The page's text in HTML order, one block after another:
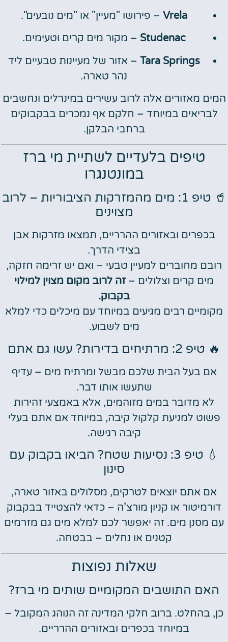
Vrela – פירושו "מעיין" או "מים נובעים".
Studenac – מקור מים קרים וטעימים.
Tara Springs – אזור של מעיינות טבעיים ליד
נהר טארה.
המים מאזורים אלה לרוב עשירים במינרלים ונחשבים
לבריאים במיוחד – חלקם אף נמכרים בבקבוקים
ברחבי הבלקן.
טיפים בלעדיים לשתיית מי ברז
במונטנגרו
🥤 טיפ 1: מים מהמזרקות הציבוריות – לרוב
מצוינים
בכפרים ובאזורים ההרריים, תמצאו מזרקות אבן
בצידי הדרך.
רובם מחוברים למעיין טבעי – ואם יש זרימה חזקה,
מים קרים וצלולים –זה לרוב מקום מצוין למילוי
בקבוק.
מקומיים רבים מגיעים במיוחד עם מיכלים כדי למלא
מים לשבוע.
🔥 טיפ 2: מרתיחים בדירות? עשו גם אתם
אם בעל הבית שלכם מבשל ומרתיח מים – עדיף
שתעשו אותו דבר.
לא מדובר במים מזוהמים, אלא באמצעי זהירות
פשוט למניעת קלקול קיבה, במיוחד אם אתם בעלי
קיבה רגישה.
💧 טיפ 3: נסיעות שטח? הביאו בקבוק עם
סינון
אם אתם יוצאים לטרקים, מסלולים באזור טארה,
דורמיטור או קניון מורצ’ה – כדאי להצטייד בבקבוק
עם מסנן מים. זה יאפשר לכם למלא מים גם מזרמים
קטנים או נחלים – בבטחה.
שאלות נפוצות
האם התושבים המקומיים שותים מי ברז?
כן, בהחלט. ברוב חלקי המדינה זה הנוהג המקובל –
במיוחד בכפרים ובאזורים ההרריים.